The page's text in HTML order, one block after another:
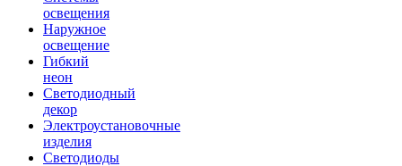
освещения
Наружное
освещение
Гибкий
неон
Светодиодный
декор
Электроустановочные
изделия
Светодиоды